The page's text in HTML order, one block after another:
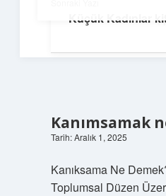
Kanımsamak
Tarih: Aralık 1, 2025
Kanıksama Ne
Toplumsal Düzen
Küçük Kadınlar